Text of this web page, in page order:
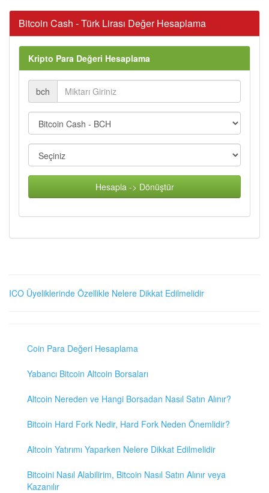
Bitcoin Cash - Türk Lirası Değer Hesaplama
Kripto Para Değeri Hesaplama
bch
Hesapla -> Dönüştür
ICO Üyeliklerinde Özellikle Nelere Dikkat Edilmelidir
Coin Para Değeri Hesaplama
Yabancı Bitcoin Altcoin Borsaları
Altcoin Nereden ve Hangi Borsadan Nasıl Satın Alınır?
Bitcoin Hard Fork Nedir, Hard Fork Neden Önemlidir?
Altcoin Yatırımı Yaparken Nelere Dikkat Edilmelidir
Bitcoini Nasıl Alabilirim, Bitcoin Nasıl Satın Alınır veya
Kazanılır